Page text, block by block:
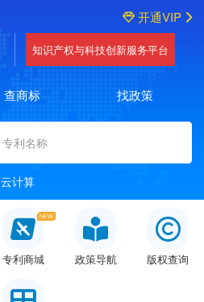
开通VIP
知识产权与科技创新服务平台
查商标 找政策
云计算
专利商城 政策导航 版权查询